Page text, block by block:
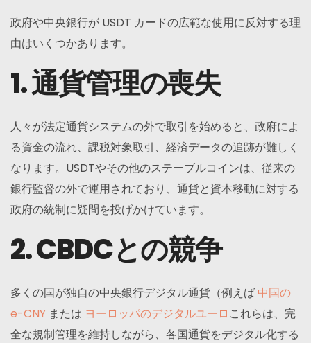
政府や中央銀行が USDT カードの広範な使用に反対する理
由はいくつかあります。
1. 通貨管理の喪失
人々が法定通貨システムの外で取引を始めると、政府によ
る資金の流れ、課税対象取引、経済データの追跡が難しく
なります。USDTやその他のステーブルコインは、従来の
銀行監督の外で運用されており、通貨と資本移動に対する
政府の統制に疑問を投げかけています。
2. CBDCとの競争
多くの国が独自の中央銀行デジタル通貨（例えば 中国の
e-CNY または ヨーロッパのデジタルユーロ これらは、完
全な規制管理を維持しながら、各国通貨をデジタル化する